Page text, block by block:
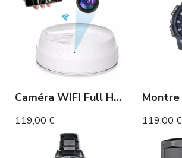
Caméra WIFI Full HD Détecteur de fumée détecteur de mouvement
119,00 € 119,00 €